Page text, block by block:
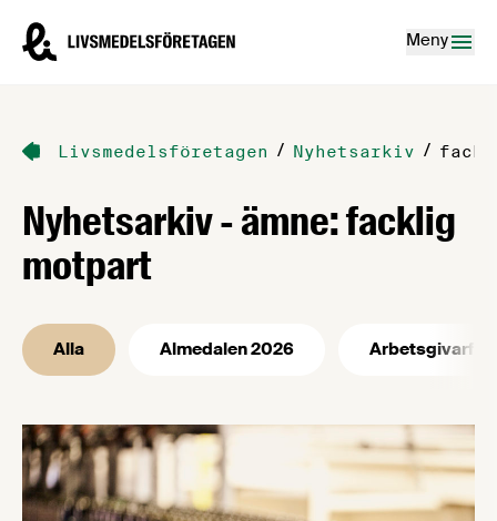
Livsmedelsföretagen – till startsidan
Meny
Livsmedelsföretagen / Nyhetsarkiv /
Nyhetsarkiv - ämne: facklig
motpart
Alla Almedalen 2026